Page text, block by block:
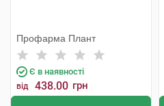
Профарма Плант
Є в наявності
від 438.00 грн